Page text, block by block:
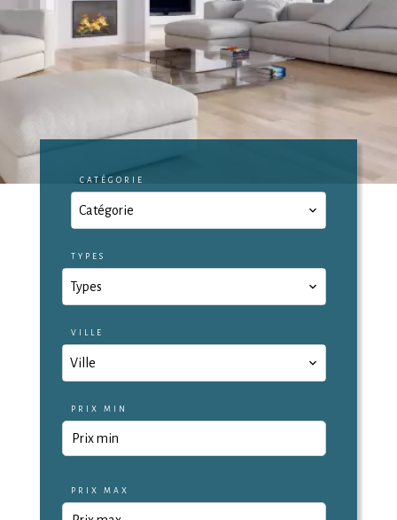
CATÉGORIE
Catégorie
TYPES
Types
VILLE
Ville
PRIX MIN
PRIX MAX